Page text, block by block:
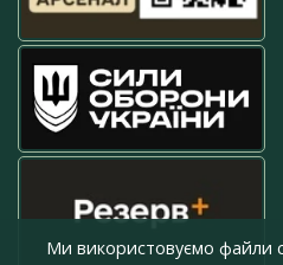
Ми використовуємо файли